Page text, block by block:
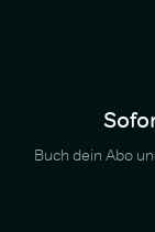
Buch dein Abo